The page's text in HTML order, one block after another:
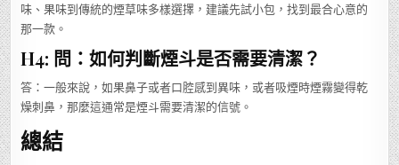
味、果味到傳統的煙草味多樣選擇，建議先試小包，找到最合心意的
那一款。
H4: 問：如何判斷煙斗是否需要清潔？
答：一般來說，如果鼻子或者口腔感到異味，或者吸煙時煙霧變得乾
燥刺鼻，那麼這通常是煙斗需要清潔的信號。
總結